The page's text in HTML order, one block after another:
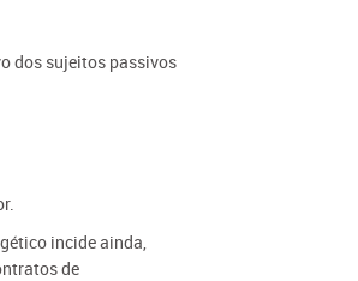
dos sujeitos passivos
incide ainda,
de